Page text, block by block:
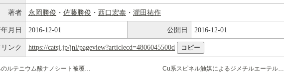
著者 永岡勝俊 ・ 佐藤勝俊 ・ 西口宏泰 ・ 瀧田祐作
月日 2016-12-01 公開日 2016-12-01
ンク https://catsj.jp/jnl/pageview?articlecd=4806045500d
Cu系スピネル触媒によるジメチルエーテルの水蒸気改質反応
白金触媒へのルテニウム酸ナノシート被覆による電極触媒特性の向上